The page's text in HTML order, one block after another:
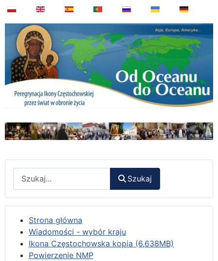
Szukaj
Strona główna
Wiadomości - wybór kraju
Ikona Częstochowska kopia (6,638MB)
Powierzenie NMP